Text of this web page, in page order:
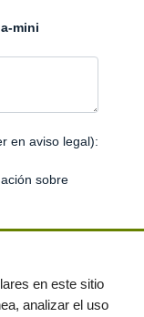
mini
en aviso legal):
sobre
en este sitio
analizar el uso